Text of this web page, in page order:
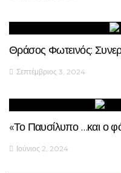
Θράσος Φωτεινός:
Σεπτέμβριος 3, 2024
«Το Παυσίλυπο …και ο
Ιούνιος 2, 2024